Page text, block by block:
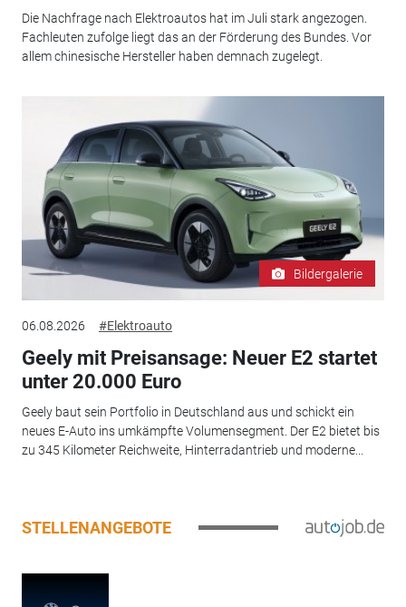
Die Nachfrage nach Elektroautos hat im Juli stark angezogen.
Fachleuten zufolge liegt das an der Förderung des Bundes. Vor
allem chinesische Hersteller haben demnach zugelegt.
Bildergalerie
06.08.2026 #Elektroauto
Geely mit Preisansage: Neuer E2 startet
unter 20.000 Euro
Geely baut sein Portfolio in Deutschland aus und schickt ein
neues E-Auto ins umkämpfte Volumensegment. Der E2 bietet bis
zu 345 Kilometer Reichweite, Hinterradantrieb und moderne...
STELLENANGEBOTE